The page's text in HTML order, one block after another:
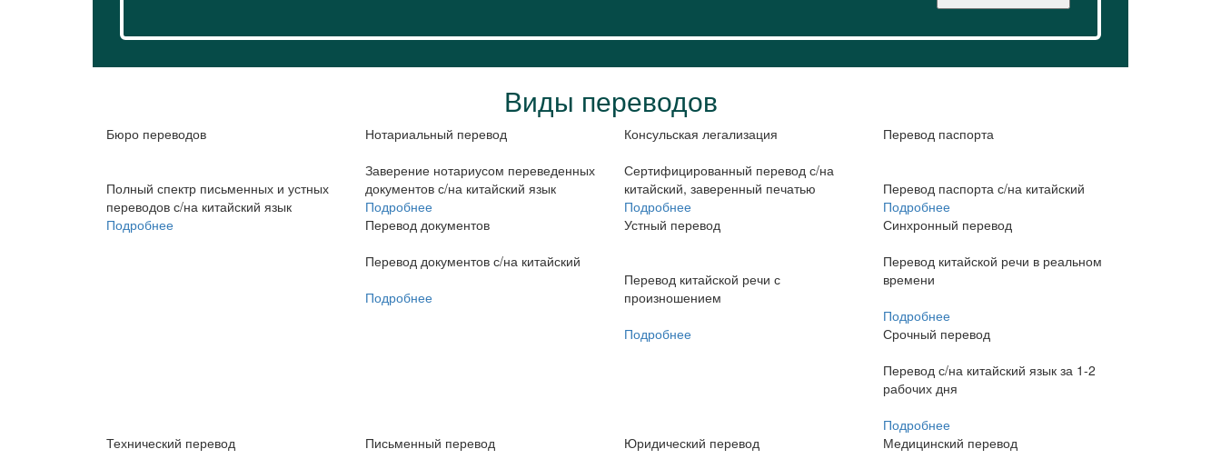
Виды переводов
Бюро переводов
Полный спектр письменных и устных
переводов с/на китайский язык
Подробнее
Нотариальный перевод
Заверение нотариусом переведенных
документов с/на китайский язык
Подробнее
Консульская легализация
Сертифицированный перевод с/на
китайский, заверенный печатью
Подробнее
Перевод паспорта
Перевод паспорта с/на китайский
Подробнее
Перевод документов
Перевод документов с/на китайский
Подробнее
Устный перевод
Перевод китайской речи с
произношением
Подробнее
Синхронный перевод
Перевод китайской речи в реальном
времени
Подробнее
Срочный перевод
Перевод с/на китайский язык за 1-2
рабочих дня
Подробнее
Технический перевод
Письменный перевод
Юридический перевод
Медицинский перевод